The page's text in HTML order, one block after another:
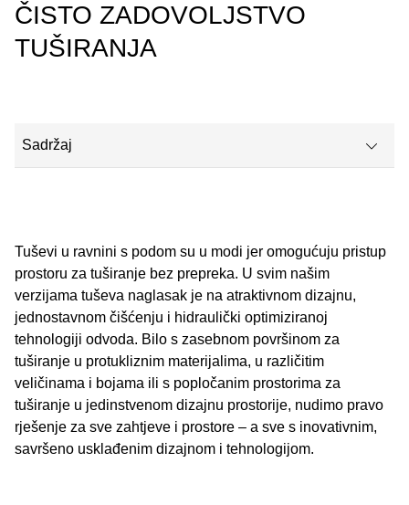
ČISTO ZADOVOLJSTVO
TUŠIRANJA
Sadržaj
Geberitov časopis za kupaonice
Tuš kanalice Geberit CleanLine
Tanka i funkcionalna: Nova tuš kanalica Geberit CleanLine50
Jednostavno čisto
Geberit zidni odvod za tuš
Tuševi u ravnini s podom su u modi jer omogućuju pristup
prostoru za tuširanje bez prepreka. U svim našim
verzijama tuševa naglasak je na atraktivnom dizajnu,
jednostavnom čišćenju i hidraulički optimiziranoj
tehnologiji odvoda. Bilo s zasebnom površinom za
tuširanje u protukliznim materijalima, u različitim
veličinama i bojama ili s popločanim prostorima za
tuširanje u jedinstvenom dizajnu prostorije, nudimo pravo
rješenje za sve zahtjeve i prostore – a sve s inovativnim,
savršeno usklađenim dizajnom i tehnologijom.